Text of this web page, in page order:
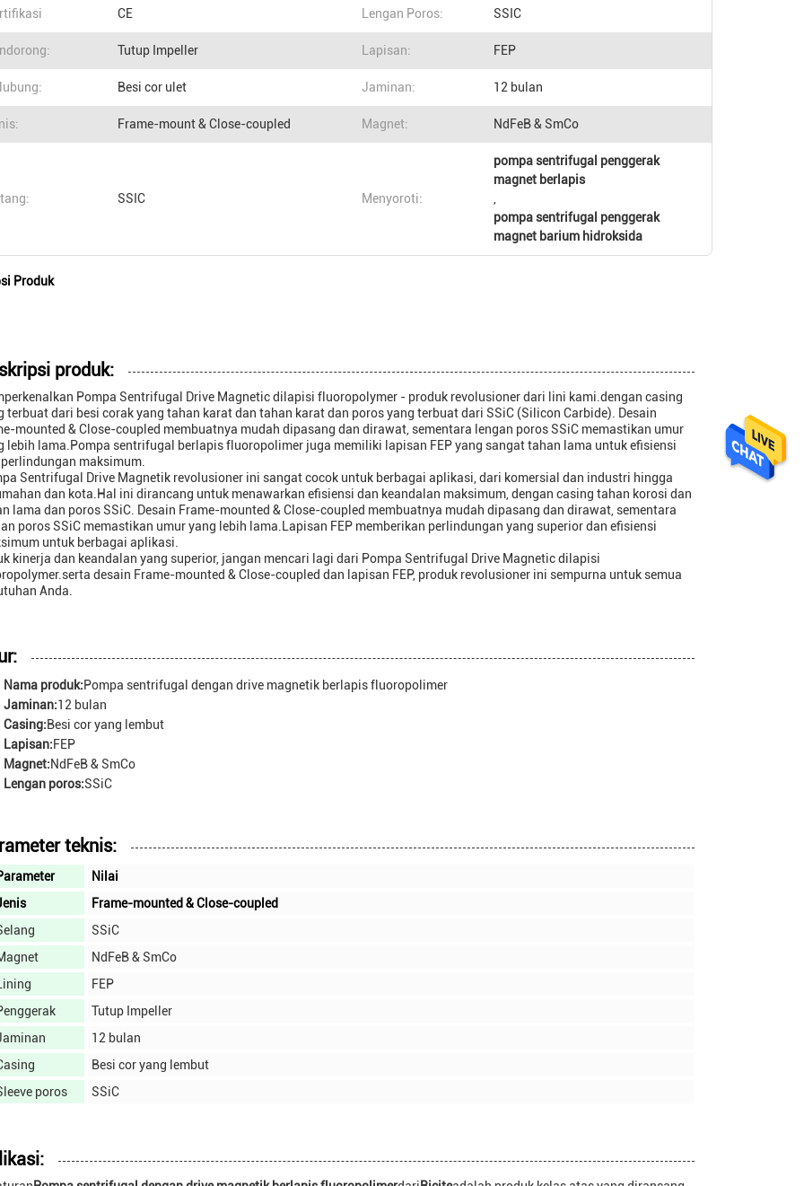
CE Lengan Poros: SSIC
Tutup Impeller Lapisan: FEP
Besi cor ulet Jaminan: 12 bulan
Frame-mount & Close-coupled Magnet: NdFeB & SmCo
SSIC Menyoroti:
pompa sentrifugal penggerak
magnet berlapis
pompa sentrifugal penggerak
magnet barium hidroksida
Produk
produk:
Pompa Sentrifugal Drive Magnetic dilapisi fluoropolymer - produk revolusioner dari lini kami.dengan casing
terbuat dari besi corak yang tahan karat dan tahan karat dan poros yang terbuat dari SSiC (Silicon Carbide). Desain
mounted & Close-coupled membuatnya mudah dipasang dan dirawat, sementara lengan poros SSiC memastikan umur
lebih lama.Pompa sentrifugal berlapis fluoropolimer juga memiliki lapisan FEP yang sangat tahan lama untuk efisiensi
maksimum.
Sentrifugal Drive Magnetik revolusioner ini sangat cocok untuk berbagai aplikasi, dari komersial dan industri hingga
dan kota.Hal ini dirancang untuk menawarkan efisiensi dan keandalan maksimum, dengan casing tahan korosi dan
lama dan poros SSiC. Desain Frame-mounted & Close-coupled membuatnya mudah dipasang dan dirawat, sementara
poros SSiC memastikan umur yang lebih lama.Lapisan FEP memberikan perlindungan yang superior dan efisiensi
untuk berbagai aplikasi.
kinerja dan keandalan yang superior, jangan mencari lagi dari Pompa Sentrifugal Drive Magnetic dilapisi
desain Frame-mounted & Close-coupled dan lapisan FEP, produk revolusioner ini sempurna untuk semua
Anda.
Nama produk:Pompa sentrifugal dengan drive magnetik berlapis fluoropolimer
Jaminan:12 bulan
Casing:Besi cor yang lembut
Lapisan:FEP
Magnet:NdFeB & SmCo
Lengan poros:SSiC
teknis:
Nilai
Frame-mounted & Close-coupled
SSiC
NdFeB & SmCo
Lining
FEP
Tutup Impeller
12 bulan
Besi cor yang lembut
poros
SSiC